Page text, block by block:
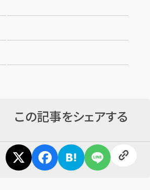
カンタン 無料
この記事をシェアする